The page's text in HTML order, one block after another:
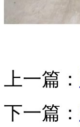
上一篇：
下一篇：